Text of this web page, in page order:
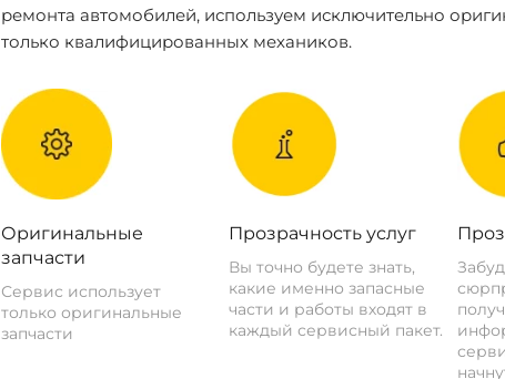
ремонта автомобилей, используем исключительно
только квалифицированных механиков.
Оригинальные
запчасти
Сервис использует
только оригинальные
запчасти
Прозрачность услуг
Вы точно будете знать,
какие именно запасные
части и работы входят в
каждый сервисный пакет.